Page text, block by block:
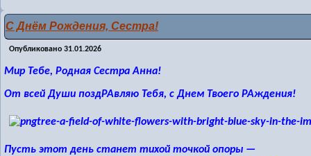
С Днём Рождения, Сестра!
Опубликовано 31.01.2026
Мир Тебе, Родная Сестра Анна!
От всей Души поздРАвляю Тебя, с Днем Твоего РАждения!
Пусть этот день станет тихой точкой опоры —